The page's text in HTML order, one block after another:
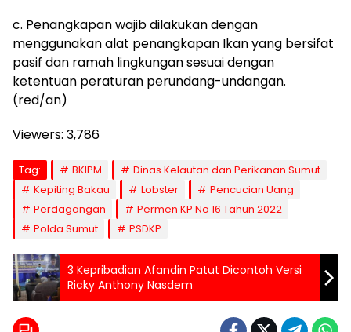
c. Penangkapan wajib dilakukan dengan
menggunakan alat penangkapan Ikan yang bersifat
pasif dan ramah lingkungan sesuai dengan
ketentuan peraturan perundang-undangan.
(red/an)
Viewers: 3,786
Tag: BKIPM
Dinas Kelautan dan Perikanan Sumut
Kepiting Bakau
Lobster
Pencucian Uang
Perdagangan
Permen KP No 16 Tahun 2022
Polda Sumut
PSDKP
3 Kepribadian Afandin Patut Dicontoh Versi
Ricky Anthony Nasdem